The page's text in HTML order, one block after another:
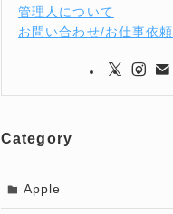
管理人について
お問い合わせ/お仕事依頼
Category
Apple